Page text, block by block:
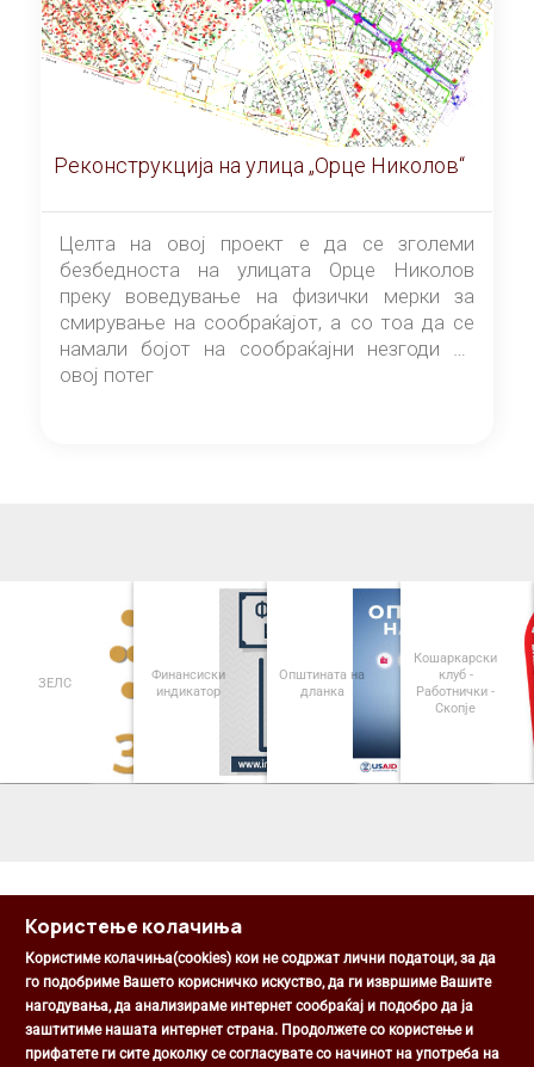
Реконструкција на улица „Орце Николов“
Целта на овој проект е да се зголеми
безбедноста на улицата Орце Николов
преку воведување на физички мерки за
смирување на сообраќајот, а со тоа да се
намали бојот на сообраќајни незгоди на
овој потег
ЗЕЛС
Финансиски
индикатор
Општината на
дланка
Кошаркарски
клуб -
Работнички -
Скопје
Општина Центар
Михаил Цоков бр. 1, Скопје
Користење колачиња
Користиме колачиња(cookies) кои не содржат лични податоци, за да
го подобриме Вашето корисничко искуство, да ги извршиме Вашите
нагодувања, да анализираме интернет сообраќај и подобро да ја
заштитиме нашата интернет страна. Продолжете со користење и
прифатете ги сите доколку се согласувате со начинот на употреба на